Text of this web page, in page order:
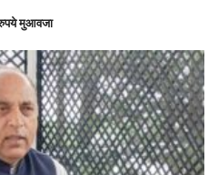
मुआवजा